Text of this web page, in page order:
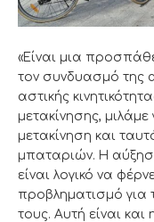
«Είναι μια
τον συνδυασμό της
αστικής
μετακίνησης,
μετακίνηση και
μπαταριών. Η
είναι λογικό να
προβληματισμό για
τους. Αυτή είναι